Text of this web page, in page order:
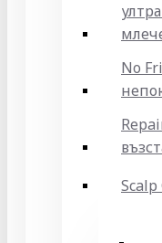
No
Scalp